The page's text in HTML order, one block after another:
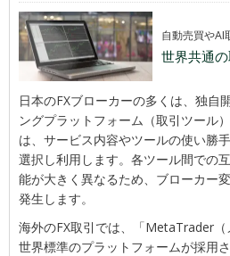
自動売買やAI
世界共通
日本のFXブローカーの多くは、独自
ングプラットフォーム（取引ツール
は、サービス内容やツールの使い勝
選択し利用します。各ツール間での
能が大きく異なるため、ブローカー
発生します。
海外のFX取引では、「MetaTrader
世界標準のプラットフォームが採用